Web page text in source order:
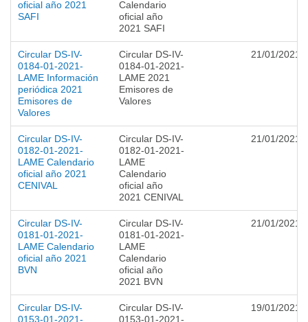
oficial año 2021
SAFI
Calendario
oficial año
2021 SAFI
Circular DS-IV-
0184-01-2021-
LAME Información
periódica 2021
Emisores de
Valores
Circular DS-IV-
0184-01-2021-
LAME 2021
Emisores de
Valores
21/01/2021
Circular DS-IV-
0182-01-2021-
LAME Calendario
oficial año 2021
CENIVAL
Circular DS-IV-
0182-01-2021-
LAME
Calendario
oficial año
2021 CENIVAL
21/01/2021
Circular DS-IV-
0181-01-2021-
LAME Calendario
oficial año 2021
BVN
Circular DS-IV-
0181-01-2021-
LAME
Calendario
oficial año
2021 BVN
21/01/2021
Circular DS-IV-
0153-01-2021-
Circular DS-IV-
0153-01-2021-
19/01/2021